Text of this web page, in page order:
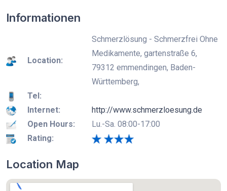
Informationen
Location:
Schmerzlösung - Schmerzfrei Ohne
Medikamente, gartenstraße 6,
79312 emmendingen, Baden-
Württemberg,
Tel:
Internet:
http://www.schmerzloesung.de
Open Hours:
Lu.-Sa. 08:00-17:00
Rating:
Location Map